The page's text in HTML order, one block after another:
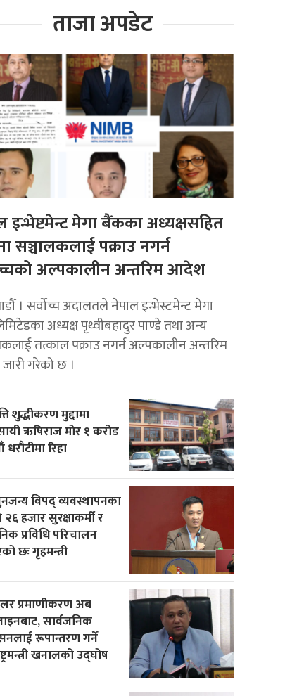
ताजा अपडेट
इन्भेष्टमेन्ट मेगा बैंकका अध्यक्षसहित
सञ्चालकलाई पक्राउ नगर्न
अल्पकालीन अन्तरिम आदेश
। सर्वोच्च अदालतले नेपाल इन्भेस्टमेन्ट मेगा
अध्यक्ष पृथ्वीबहादुर पाण्डे तथा अन्य
तत्काल पक्राउ नगर्न अल्पकालीन अन्तरिम
गरेको छ ।
शुद्धीकरण मुद्दामा
ऋषिराज मोर १ करोड
रिहा
विपद् व्यवस्थापनका
२६ हजार सुरक्षाकर्मी र
प्रविधि परिचालन
छः गृहमन्त्री
प्रमाणीकरण अब
सार्वजनिक
रूपान्तरण गर्ने
खनालको उद्घोष